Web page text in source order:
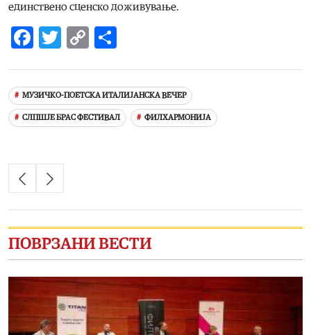
единствено сценско доживување.
Facebook
Twitter
Copy
МУЗИЧКО-ПОЕТСКА ИТАЛИЈАНСКА ВЕЧЕР
СЛПШЈЕ БРАС ФЕСТИВАЛ ФИЛХАРМОНИЈА
ПОВРЗАНИ ВЕСТИ